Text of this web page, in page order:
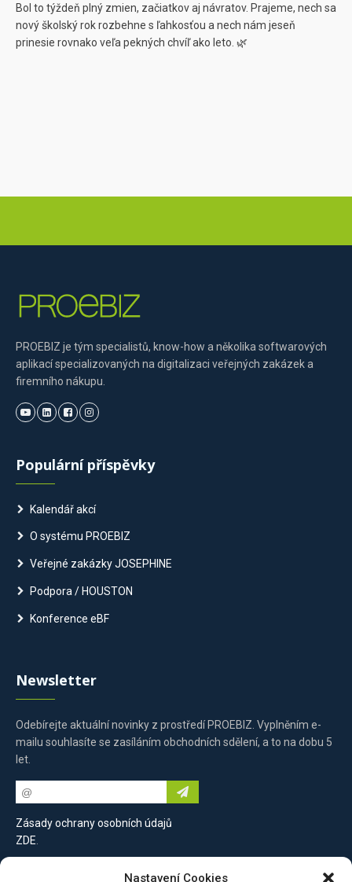
Nastavení Cookies
Bol to týždeň plný zmien, začiatkov aj návratov. Prajeme, nech sa
nový školský rok rozbehne s ľahkosťou a nech nám jeseň
prinesie rovnako veľa pekných chvíľ ako leto. 🌿
PROEBIZ je tým specialistů, know-how a několika softwarových
aplikací specializovaných na digitalizaci veřejných zakázek a
firemního nákupu.
Populární příspěvky
Kalendář akcí
O systému PROEBIZ
Veřejné zakázky JOSEPHINE
Podpora / HOUSTON
Konference eBF
Newsletter
Odebírejte aktuální novinky z prostředí PROEBIZ. Vyplněním e-
mailu souhlasíte se zasíláním obchodních sdělení, a to na dobu 5
let.
Zásady ochrany osobních údajů
ZDE